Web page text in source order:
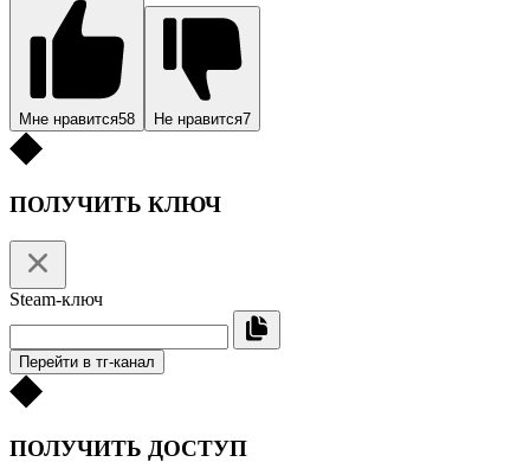
Мне нравится58 Не нравится7
ПОЛУЧИТЬ КЛЮЧ
Steam-ключ
Перейти в тг-канал
ПОЛУЧИТЬ ДОСТУП